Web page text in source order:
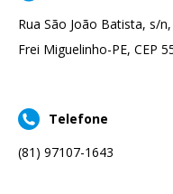
Rua São João Batista, s/
Frei Miguelinho-PE, CEP
Telefone
(81) 97107-1643